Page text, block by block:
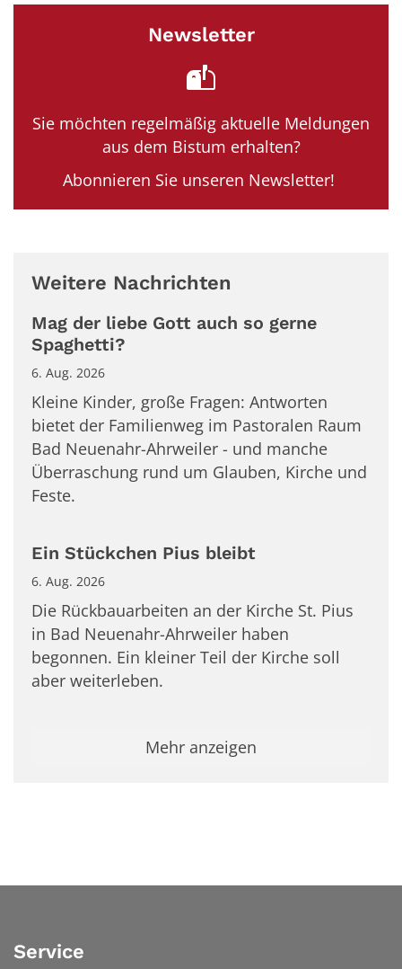
Newsletter
Sie möchten regelmäßig aktuelle Meldungen
aus dem Bistum erhalten?
Abonnieren Sie unseren Newsletter!
Weitere Nachrichten
Mag der liebe Gott auch so gerne
Spaghetti?
6. Aug. 2026
Kleine Kinder, große Fragen: Antworten
bietet der Familienweg im Pastoralen Raum
Bad Neuenahr-Ahrweiler - und manche
Überraschung rund um Glauben, Kirche und
Feste.
Ein Stückchen Pius bleibt
6. Aug. 2026
Die Rückbauarbeiten an der Kirche St. Pius
in Bad Neuenahr-Ahrweiler haben
begonnen. Ein kleiner Teil der Kirche soll
aber weiterleben.
Mehr anzeigen
Service